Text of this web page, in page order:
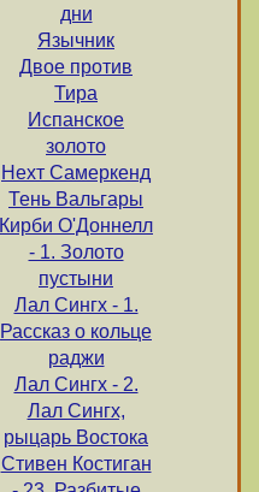
дни
Язычник
Двое против
Тира
Испанское
золото
Нехт Самеркенд
Тень Вальгары
Кирби О'Доннелл
- 1. Золото
пустыни
Лал Сингх - 1.
Рассказ о кольце
раджи
Лал Сингх - 2.
Лал Сингх,
рыцарь Востока
Стивен Костиган